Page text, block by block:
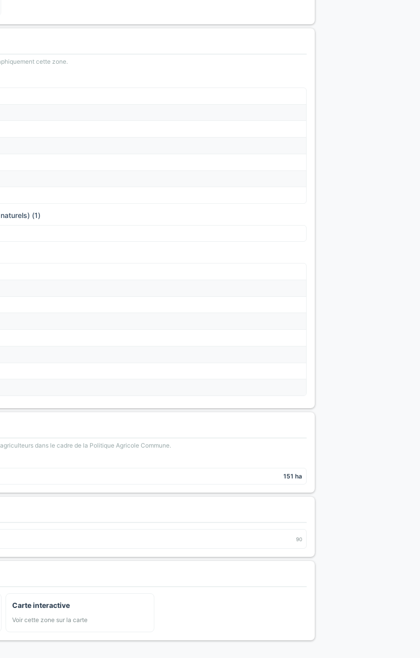
cette zone.
(1)
dans le cadre de la Politique Agricole Commune.
151 ha
90
Carte interactive
Voir cette zone sur la carte